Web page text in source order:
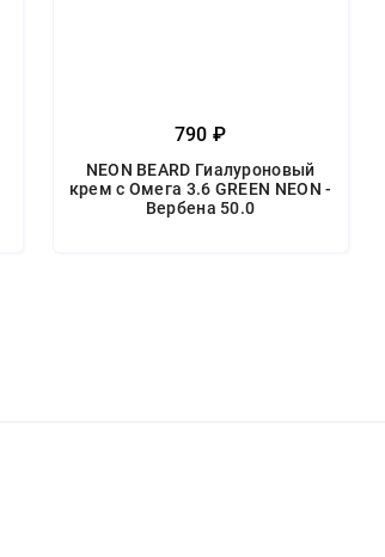
790 ₽
NEON BEARD Гиалуроновый
крем с Омега 3.6 GREEN NEON -
Вербена 50.0